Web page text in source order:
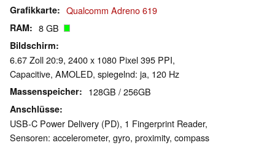
Grafikkarte Qualcomm Adreno 619
RAM 8 GB
Bildschirm
6.67 Zoll 20:9, 2400 x 1080 Pixel 395 PPI,
Capacitive, AMOLED, spiegelnd: ja, 120 Hz
Massenspeicher 128GB / 256GB
Anschlüsse
USB-C Power Delivery (PD), 1 Fingerprint Reader,
Sensoren: accelerometer, gyro, proximity, compass